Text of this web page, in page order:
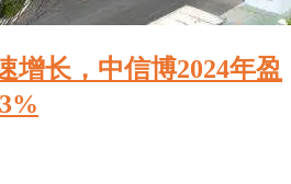
增长，中信博2024年盈